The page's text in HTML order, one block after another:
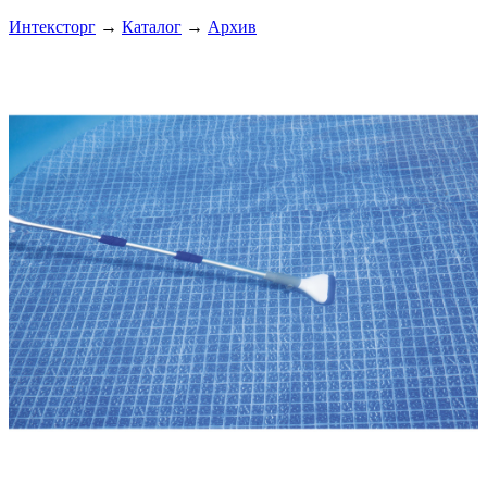
Интексторг → Каталог → Архив